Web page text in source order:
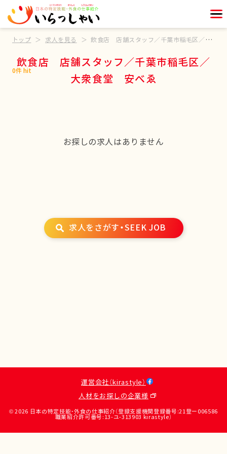
トップ 求人を見る 飲食店 店舗スタッフ／千葉市稲毛区／大衆食堂 安べゑ
飲食店 店舗スタッフ／千葉市稲毛区／
大衆食堂 安べゑ
0件 hit
お探しの求人はありません
求人をさがす・SEEK JOB
運営会社（kirastyle）
人材をお探しの企業様
© 2026 日本の特定技能・外食の仕事紹介（登録支援機関登録番号:21登ー006586
職業紹介許可番号:13-ユ-313903 kirastyle）